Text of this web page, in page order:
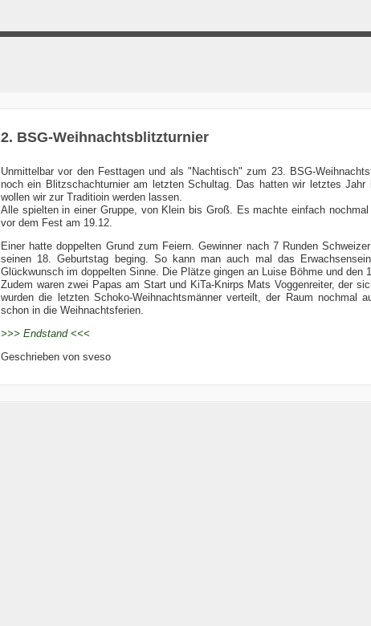
2. BSG-Weihnachtsblitzturnier
Unmittelbar vor den Festtagen und als "Nachtisch" zum 23. BSG-
noch ein Blitzschachturnier am letzten Schultag. Das hatten wir letztes Jahr
wollen wir zur Traditioin werden lassen.
Alle spielten in einer Gruppe, von Klein bis Groß. Es machte einfach
vor dem Fest am 19.12.
Einer hatte doppelten Grund zum Feiern. Gewinner nach 7 Runden
seinen 18. Geburtstag beging. So kann man auch mal das
Glückwunsch im doppelten Sinne. Die Plätze gingen an Luise Böhme und den
Zudem waren zwei Papas am Start und KiTa-Knirps Mats Voggenreiter, der
wurden die letzten Schoko-Weihnachtsmänner verteilt, der Raum nochmal
schon in die Weihnachtsferien.
>>> Endstand <<<
Geschrieben von sveso